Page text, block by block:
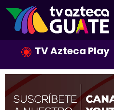
TV Azteca Play